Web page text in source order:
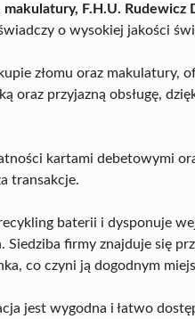
makulatury, F.H.U. Rudewicz
o wysokiej jakości
złomu oraz makulatury,
oraz przyjazną obsługę,
kartami debetowymi
transakcje.
baterii i dysponuje
Siedziba firmy znajduje się
co czyni ją dogodnym
jest wygodna i łatwo